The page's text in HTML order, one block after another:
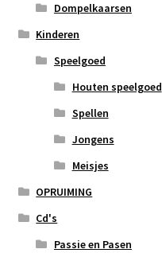
Dompelkaarsen
Kinderen
Speelgoed
Houten speelgoed
Spellen
Jongens
Meisjes
OPRUIMING
Cd's
Passie en Pasen